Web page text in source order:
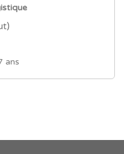
ans